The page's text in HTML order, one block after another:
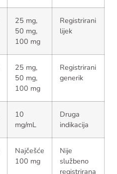
25 mg,
50 mg,
100 mg
Registrirani
lijek
25 mg,
50 mg,
100 mg
Registrirani
generik
10
mg/mL
Druga
indikacija
Najčešće
100 mg
Nije
službeno
registrirana